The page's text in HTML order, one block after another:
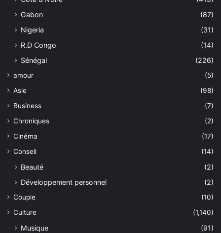
Gabon
(87)
Nigeria
(31)
R.D Congo
(14)
Sénégal
(226)
amour
(5)
Asie
(98)
Business
(7)
Chroniques
(2)
Cinéma
(17)
Conseil
(14)
Beauté
(2)
Développement personnel
(2)
Couple
(10)
Culture
(1,140)
Musique
(91)